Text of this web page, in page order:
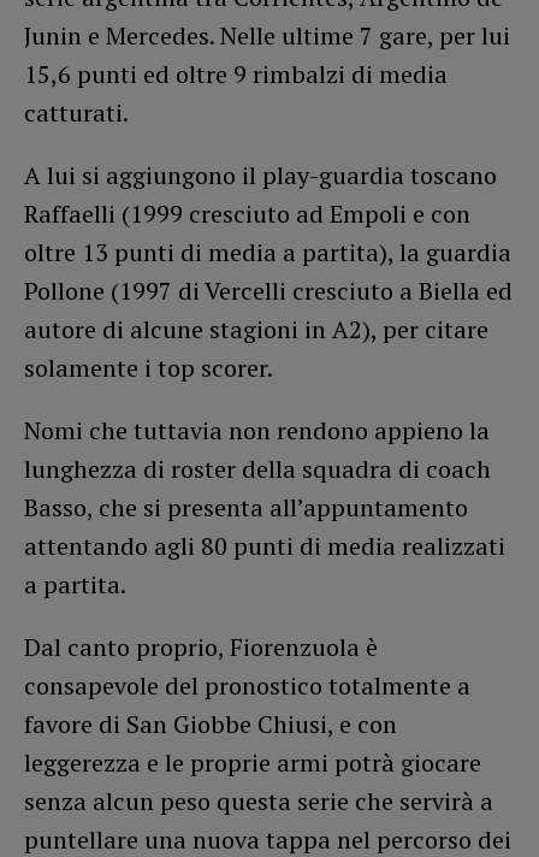
Junin e Mercedes. Nelle ultime 7 gare, per lui
15,6 punti ed oltre 9 rimbalzi di media
catturati.
A lui si aggiungono il play-guardia toscano
Raffaelli (1999 cresciuto ad Empoli e con
oltre 13 punti di media a partita), la guardia
Pollone (1997 di Vercelli cresciuto a Biella ed
autore di alcune stagioni in A2), per citare
solamente i top scorer.
Nomi che tuttavia non rendono appieno la
lunghezza di roster della squadra di coach
Basso, che si presenta all’appuntamento
attentando agli 80 punti di media realizzati
a partita.
Dal canto proprio, Fiorenzuola è
consapevole del pronostico totalmente a
favore di San Giobbe Chiusi, e con
leggerezza e le proprie armi potrà giocare
senza alcun peso questa serie che servirà a
puntellare una nuova tappa nel percorso dei